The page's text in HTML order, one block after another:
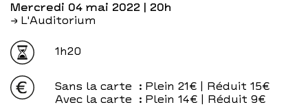
mercredi 04 mai 2022 | 20h
→ L'Auditorium
1h20
Sans la carte
: Plein 21€ | Réduit 15€
Avec la carte
: Plein 14€ | Réduit 9€